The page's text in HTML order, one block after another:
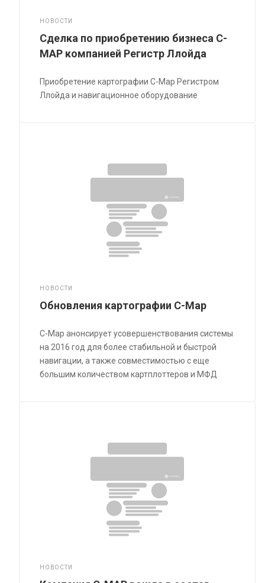
НОВОСТИ
Сделка по приобретению бизнеса C-
MAP компанией Регистр Ллойда
Приобретение картографии C-Map Регистром
Ллойда и навигационное оборудование
НОВОСТИ
Обновления картографии C-Map
C-Map анонсирует усовершенствования системы
на 2016 год для более стабильной и быстрой
навигации, а также совместимостью с еще
большим количеством картплоттеров и МФД
НОВОСТИ